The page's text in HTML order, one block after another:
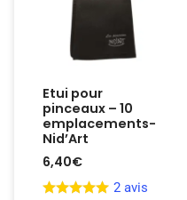
Etui pour
pinceaux – 10
emplacements-
Nid’Art
6,40€
2 avis